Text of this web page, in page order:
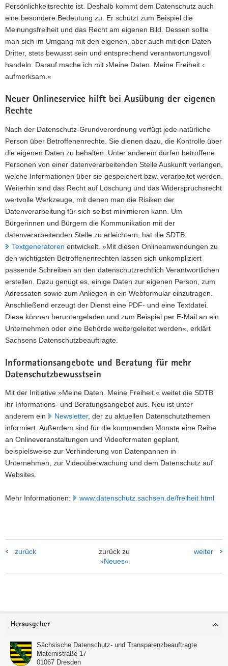
Persönlichkeitsrechte ist. Deshalb kommt dem Datenschutz auch
eine besondere Bedeutung zu. Er schützt zum Beispiel die
Meinungsfreiheit und das Recht am eigenen Bild. Dessen sollte
man sich im Umgang mit den eigenen, aber auch mit den Daten
Dritter, stets bewusst sein und entsprechend verantwortungsvoll
handeln. Darauf mache ich mit ›Meine Daten. Meine Freiheit.‹
aufmerksam.«
Neuer Onlineservice hilft bei Ausübung der eigenen
Rechte
Nach der Datenschutz-Grundverordnung verfügt jede natürliche
Person über Betroffenenrechte. Sie dienen dazu, die Kontrolle über
die eigenen Daten zu behalten. Unter anderem dürfen betroffene
Personen von einer datenverarbeitenden Stelle Auskunft verlangen,
welche Informationen über sie gespeichert bzw. verarbeitet werden.
Weiterhin sind das Recht auf Löschung und das Widerspruchsrecht
wertvolle Werkzeuge, mit denen man die Risiken der
Datenverarbeitung für sich selbst minimieren kann. Um
Bürgerinnen und Bürgern die Kommunikation mit der
datenverarbeitenden Stelle zu erleichtern, hat die SDTB
Textgeneratoren entwickelt. »Mit diesen Onlineanwendungen zu
den wichtigsten Betroffenenrechten lassen sich unkompliziert
passende Schreiben an den datenschutzrechtlich Verantwortlichen
erstellen. Dazu genügt es, einige Daten zur eigenen Person, zum
Adressaten sowie zum Anliegen in ein Webformular einzutragen.
Anschließend erzeugt der Dienst eine PDF- und eine Textdatei.
Diese können heruntergeladen und zum Beispiel per E-Mail an ein
Unternehmen oder eine Behörde weitergeleitet werden«, erklärt
Sachsens Datenschutzbeauftragte.
Informationsangebote und Beratung für mehr
Datenschutzbewusstsein
Mit der Initiative »Meine Daten. Meine Freiheit.« weitet die SDTB
ihr Informations- und Beratungsangebot aus. Neu ist unter
anderem ein
Newsletter, der zu aktuellen Datenschutzthemen
informiert. Außerdem sind für die kommenden Monate eine Reihe
an Onlineveranstaltungen und Videoformaten geplant,
beispielsweise zur Verhinderung von Datenpannen in
Unternehmen, zur Videoüberwachung und dem Datenschutz auf
Websites.
Mehr Informationen: www.datenschutz.sachsen.de/freiheit.html
zurück
zurück zu
»Neues«
weiter
Footer-
Herausgeber
Sächsische Datenschutz- und Transparenzbeauftragte
Maternistraße 17
01067 Dresden